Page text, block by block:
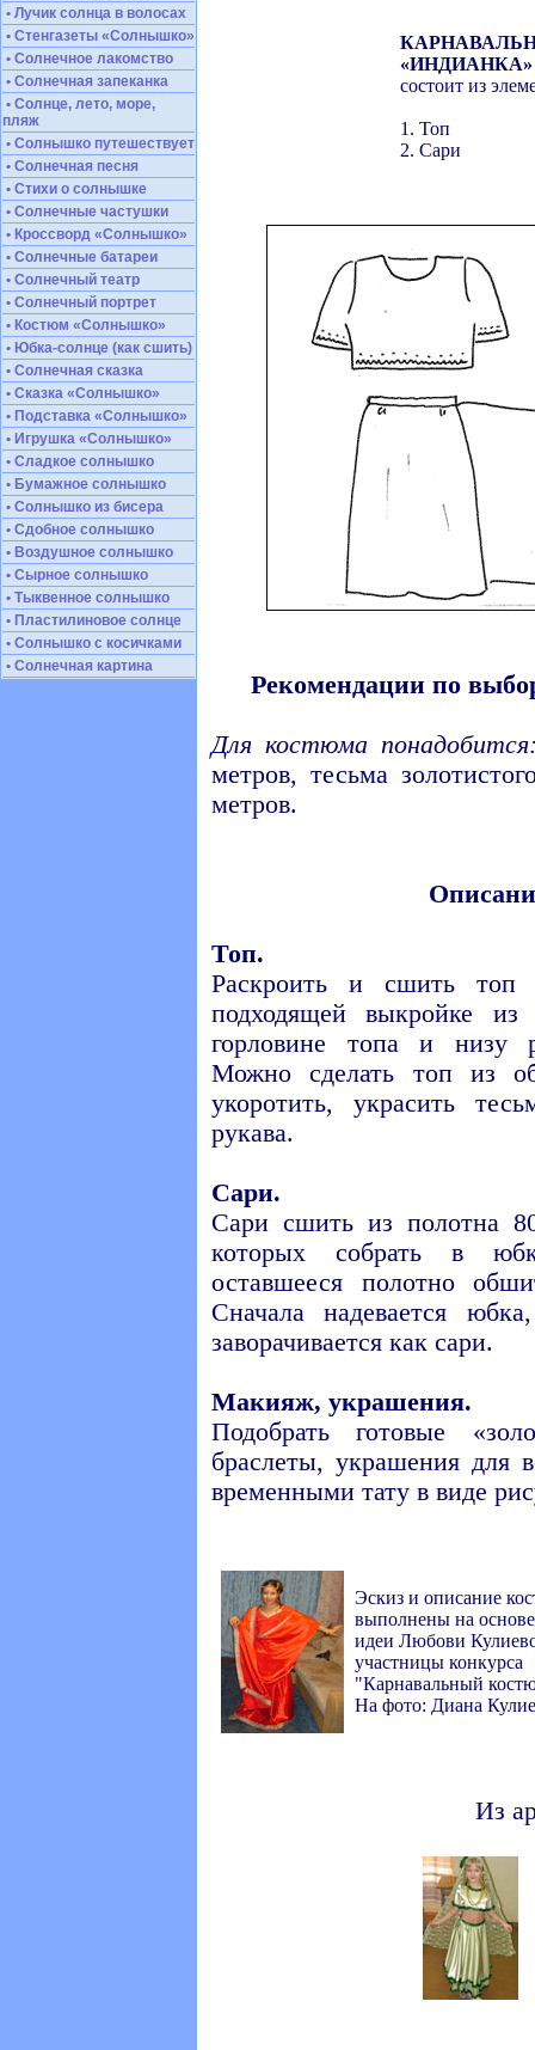
• Лучик солнца в волосах
• Стенгазеты «Солнышко»
• Солнечное лакомство
• Солнечная запеканка
• Солнце, лето, море,
пляж
• Солнышко путешествует
• Солнечная песня
• Стихи о солнышке
• Солнечные частушки
• Кроссворд «Солнышко»
• Солнечные батареи
• Солнечный театр
• Солнечный портрет
• Костюм «Солнышко»
• Юбка-солнце (как сшить)
• Солнечная сказка
• Сказка «Солнышко»
• Подставка «Солнышко»
• Игрушка «Солнышко»
• Сладкое солнышко
• Бумажное солнышко
• Солнышко из бисера
• Сдобное солнышко
• Воздушное солнышко
• Сырное солнышко
• Тыквенное солнышко
• Пластилиновое солнце
• Солнышко с косичками
• Солнечная картина
«ИНДИАНКА»
состоит из
1. Топ
2. Сари
Рекомендации по
Для костюма
метров, тесьма
метров.
Топ.
Раскроить и сшить топ
подходящей выкройке
горловине топа и низу
Можно сделать топ из
укоротить, украсить
рукава.
Сари.
Сари сшить из полотна
которых собрать в
оставшееся полотно
Сначала надевается
заворачивается как сари.
Макияж, украшения.
Подобрать готовые
браслеты, украшения для
временными тату в виде
Эскиз и описание
выполнены на
идеи Любови
участницы конкурса
"Карнавальный
На фото: Диана
Из